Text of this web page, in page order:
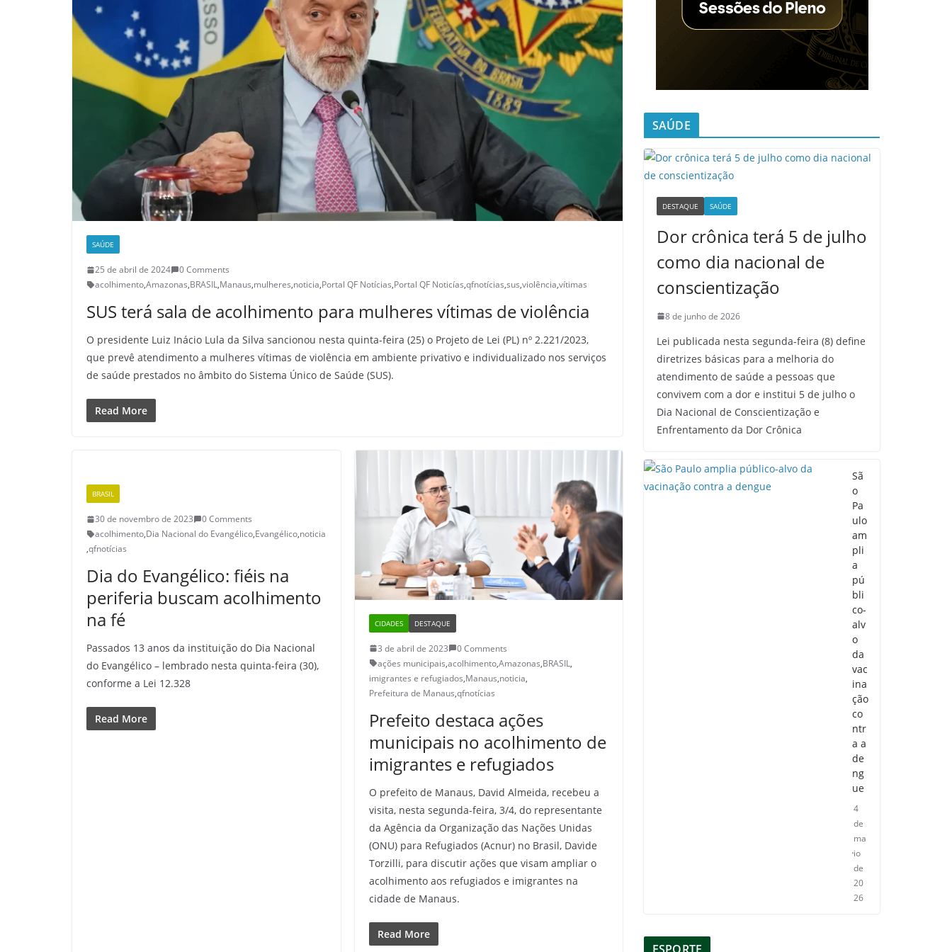
SAÚDE
25 de abril de 2024
0 Comments
acolhimento,Amazonas,BRASIL,Manaus,mulheres,noticia,Portal QF Notícias,Portal QF Noticías,qfnotícias,sus,violência,vítimas
SUS terá sala de acolhimento para mulheres vítimas de violência
O presidente Luiz Inácio Lula da Silva sancionou nesta quinta-feira (25) o Projeto de Lei (PL) nº 2.221/2023,
que prevê atendimento a mulheres vítimas de violência em ambiente privativo e individualizado nos serviços
de saúde prestados no âmbito do Sistema Único de Saúde (SUS).
Read More
BRASIL
30 de novembro de 2023
0 Comments
acolhimento,Dia Nacional do Evangélico,Evangélico,noticia
,qfnotícias
Dia do Evangélico: fiéis na
periferia buscam acolhimento
na fé
Passados 13 anos da instituição do Dia Nacional
do Evangélico – lembrado nesta quinta-feira (30),
conforme a Lei 12.328
Read More
CIDADES DESTAQUE
3 de abril de 2023
0 Comments
ações municipais,acolhimento,Amazonas,BRASIL,
imigrantes e refugiados,Manaus,noticia,
Prefeitura de Manaus,qfnotícias
Prefeito destaca ações
municipais no acolhimento de
imigrantes e refugiados
O prefeito de Manaus, David Almeida, recebeu a
visita, nesta segunda-feira, 3/4, do representante
da Agência da Organização das Nações Unidas
(ONU) para Refugiados (Acnur) no Brasil, Davide
Torzilli, para discutir ações que visam ampliar o
acolhimento aos refugiados e imigrantes na
cidade de Manaus.
Read More
SAÚDE
DESTAQUE SAÚDE
Dor crônica terá 5 de julho
como dia nacional de
conscientização
8 de junho de 2026
Lei publicada nesta segunda-feira (8) define
diretrizes básicas para a melhoria do
atendimento de saúde a pessoas que
convivem com a dor e institui 5 de julho o
Dia Nacional de Conscientização e
Enfrentamento da Dor Crônica
Sã
o
Pa
ulo
am
pli
a
pú
bli
co-
alv
o
da
vac
ina
ção
co
ntr
a a
de
ng
ue
4
de
ma
io
de
20
26